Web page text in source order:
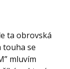
ta obrovská
touha se
mluvím